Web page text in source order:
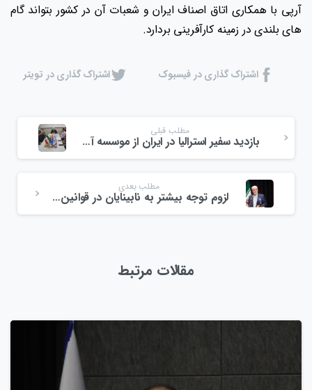
آرپی با همکاری اتاق اصناف ایران و شعبات آن در کشور بتواند گام
های بلندی در زمینه کارآفرینی بردارد.
اشتراک گذاری در فیسبوک اشتراک گذاری در تویتر
مطلب قبلی
بازدید سفیر استرالیا در ایران از موسسه آرپی
مطلب بعدی
لزوم توجه بیشتر به نابینایان در قوانین کشور
مقالات مرتبط